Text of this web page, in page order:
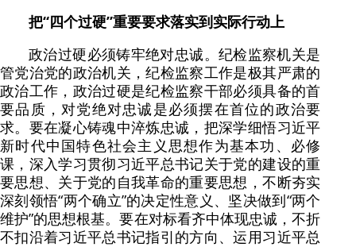
把“四个过硬”重要要求落实到实际行动上
政治过硬必须铸牢绝对忠诚。纪检监察机关是
管党治党的政治机关，纪检监察工作是极其严肃的
政治工作，政治过硬是纪检监察干部必须具备的首
要品质，对党绝对忠诚是必须摆在首位的政治要
求。要在凝心铸魂中淬炼忠诚，把深学细悟习近平
新时代中国特色社会主义思想作为基本功、必修
课，深入学习贯彻习近平总书记关于党的建设的重
要思想、关于党的自我革命的重要思想，不断夯实
深刻领悟“两个确立”的决定性意义、坚决做到“两个
维护”的思想根基。要在对标看齐中体现忠诚，不折
不扣沿着习近平总书记指引的方向、运用习近平总